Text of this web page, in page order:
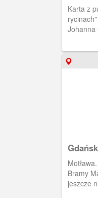
Karta z publikacji "Gdańsk w starych
Johanna
Gdańsk
Bramy
jeszcze